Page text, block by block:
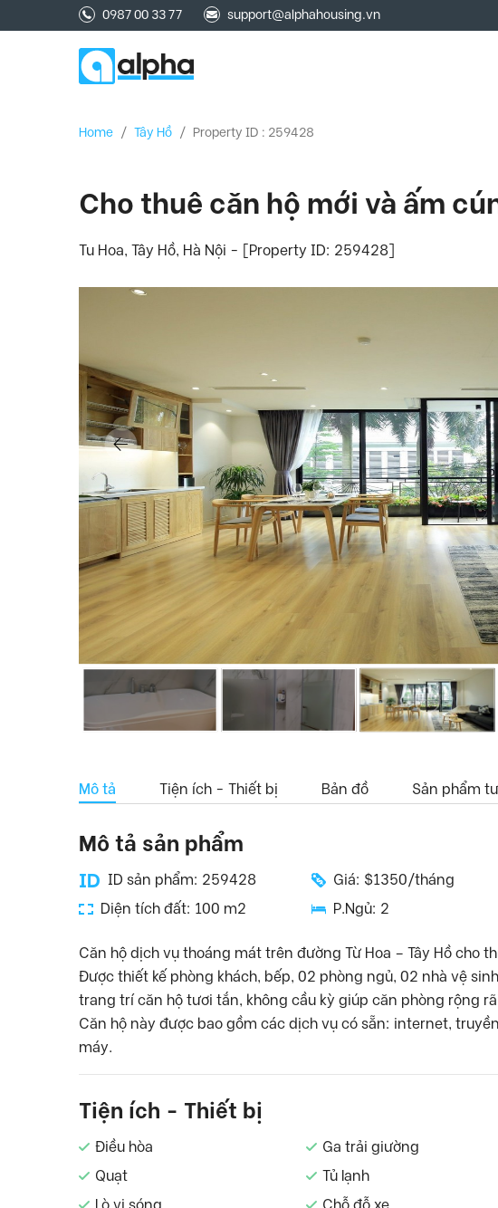
0987 00 33 77 support@alphahousing.vn
Home / Tây Hồ / Property ID : 259428
Cho thuê căn hộ mới và ấm
Tu Hoa, Tây Hồ, Hà Nội - [Property ID: 259428]
Mô tả Tiện ích - Thiết bị Bản đồ Sản phẩm
Mô tả sản phẩm
ID sản phẩm: 259428 Giá: $1350/tháng
Diện tích đất: 100 m2
P.Ngủ: 2
Căn hộ dịch vụ thoáng mát trên đường Từ Hoa – Tây Hồ cho
Được thiết kế phòng khách, bếp, 02 phòng ngủ, 02 nhà vệ
trang trí căn hộ tươi tắn, không cầu kỳ giúp căn phòng rộng
Căn hộ này được bao gồm các dịch vụ có sẵn: internet,
máy.
Tiện ích - Thiết bị
Điều hòa Ga trải giường
Quạt
Tủ lạnh